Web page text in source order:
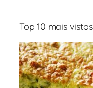
Top 10 mais vistos